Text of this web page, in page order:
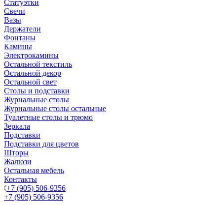
Статуэтки
Свечи
Вазы
Держатели
Фонтаны
Камины
Электрокамины
Остальной текстиль
Остальной декор
Остальной свет
Столы и подставки
Журнальные столы
Журнальные столы остальные
Туалетные столы и трюмо
Зеркала
Подставки
Подставки для цветов
Шторы
Жалюзи
Остальная мебель
Контакты
+7 (905) 506-9356
+7 (905) 506-9356